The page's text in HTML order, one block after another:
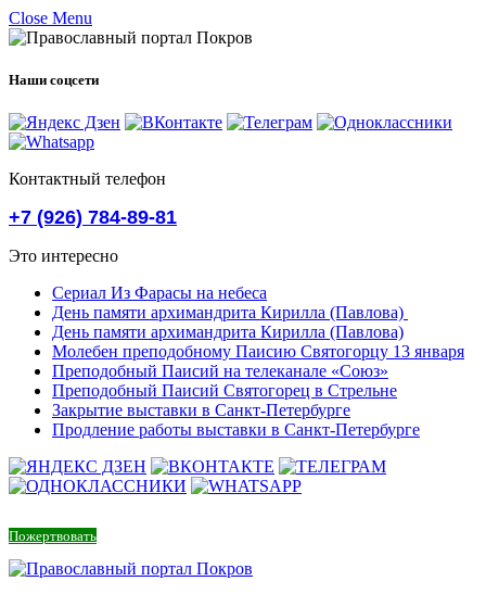
Close Menu
Наши соцсети
Контактный телефон
+7 (926) 784-89-81
Это интересно
Сериал Из Фарасы на небеса
День памяти архимандрита Кирилла (Павлова)
День памяти архимандрита Кирилла (Павлова)
Молебен преподобному Паисию Святогорцу 13 января
Преподобный Паисий на телеканале «Союз»
Преподобный Паисий Святогорец в Стрельне
Закрытие выставки в Санкт-Петербурге
Продление работы выставки в Санкт-Петербурге
Пожертвовать